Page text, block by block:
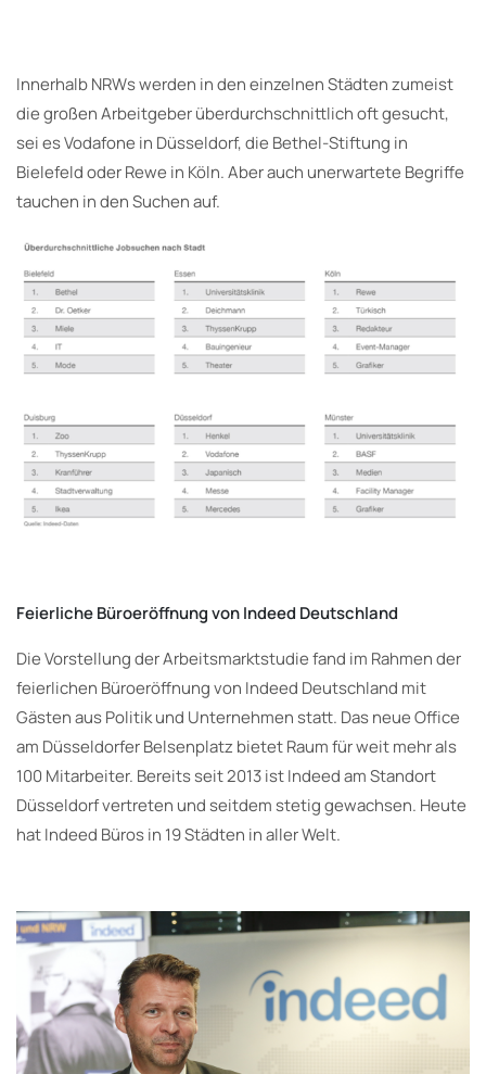
Innerhalb NRWs werden in den einzelnen Städten zumeist
die großen Arbeitgeber überdurchschnittlich oft gesucht,
sei es Vodafone in Düsseldorf, die Bethel-Stiftung in
Bielefeld oder Rewe in Köln. Aber auch unerwartete Begriffe
tauchen in den Suchen auf.
Feierliche Büroeröffnung von Indeed Deutschland
Die Vorstellung der Arbeitsmarktstudie fand im Rahmen der
feierlichen Büroeröffnung von Indeed Deutschland mit
Gästen aus Politik und Unternehmen statt. Das neue Office
am Düsseldorfer Belsenplatz bietet Raum für weit mehr als
100 Mitarbeiter. Bereits seit 2013 ist Indeed am Standort
Düsseldorf vertreten und seitdem stetig gewachsen. Heute
hat Indeed Büros in 19 Städten in aller Welt.